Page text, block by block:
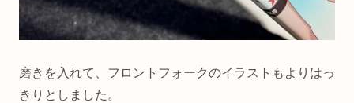
磨きを入れて、フロントフォークのイラストもよりはっ
きりとしました。